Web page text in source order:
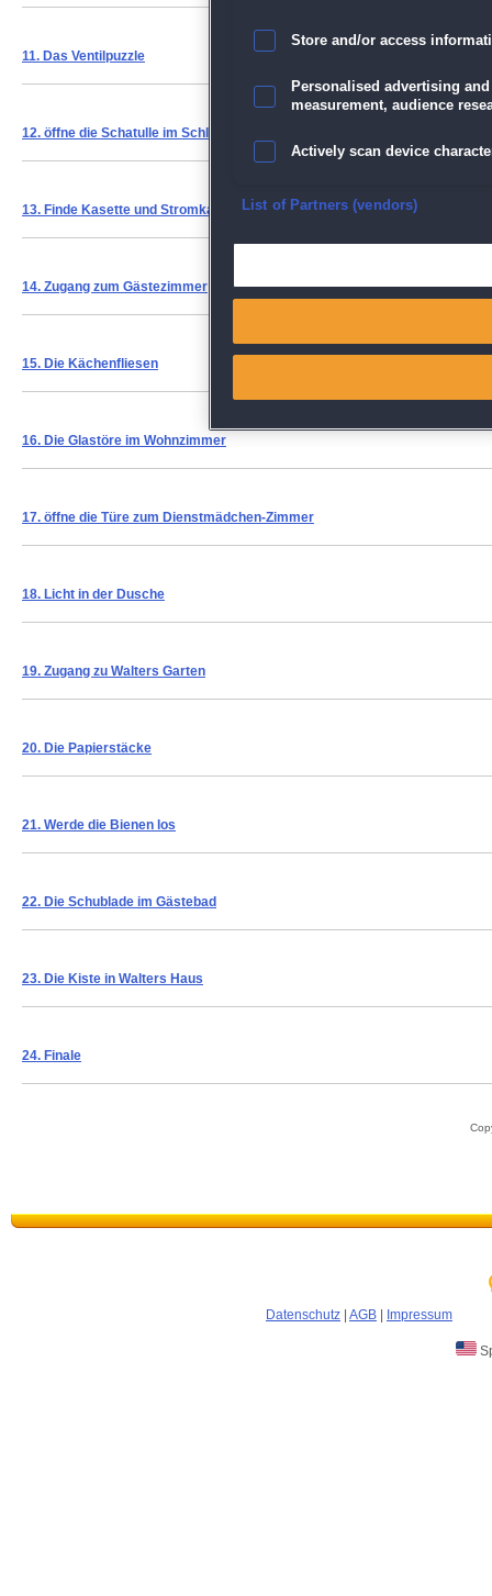
11. Das Ventilpuzzle
12. öffne die Schatulle im Schlafzimmer
13. Finde Kasette und Stromkabel
14. Zugang zum Gästezimmer
15. Die Kächenfliesen
16. Die Glastöre im Wohnzimmer
17. öffne die Türe zum Dienstmädchen-Zimmer
18. Licht in der Dusche
19. Zugang zu Walters Garten
20. Die Papierstäcke
21. Werde die Bienen los
22. Die Schublade im Gästebad
23. Die Kiste in Walters Haus
24. Finale
Datenschutz AGB Impressum
Store and/or access
Personalised advertising
measurement, audience
Actively scan device
Ensure security, prevent
Save and communicate
List of Partners (vendors)